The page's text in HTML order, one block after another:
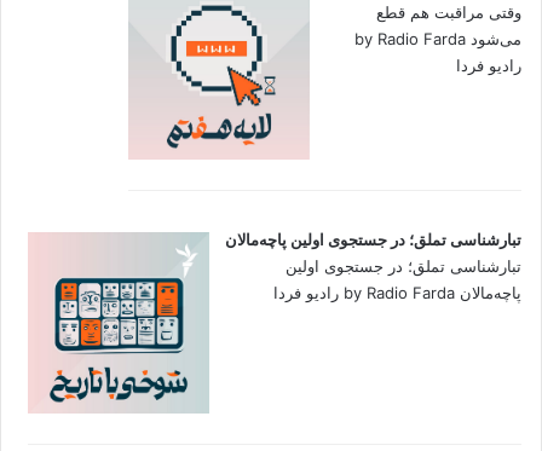
وقتی مراقبت هم قطع
می‌شود by Radio Farda
رادیو فردا
تبارشناسی تملق؛ در جستجوی اولین‌ پاچه‌مالان
تبارشناسی تملق؛ در جستجوی اولین‌
پاچه‌مالان by Radio Farda رادیو فردا